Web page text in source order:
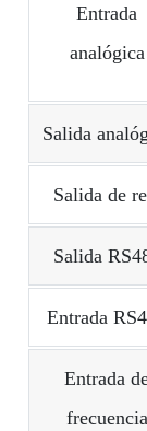
Entrada
analógica
Salida
Salida de
Salida
Entrada
Entrada
frecuencia